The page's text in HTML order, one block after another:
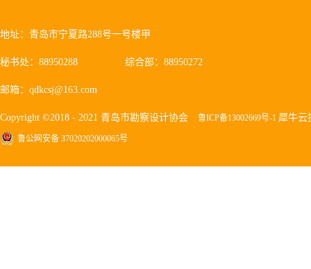
地址：青岛市宁夏路288号一号楼甲
秘书处：88950288 综合部：88950272
邮箱：qdkcsj@163.com
Copyright ©2018 - 2021 青岛市勘察设计协会 鲁ICP备13002669号-1 犀牛云
鲁公网安备 37020202000065号